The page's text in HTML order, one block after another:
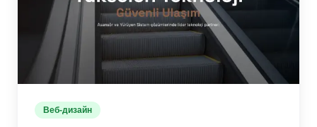
Веб-дизайн